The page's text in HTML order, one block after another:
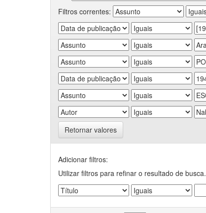
Filtros correntes:
Retornar valores
Adicionar filtros:
Utilizar filtros para refinar o resultado de busca.